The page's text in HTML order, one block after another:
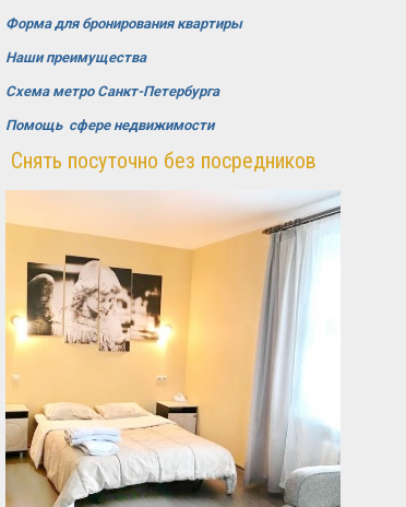
Форма для бронирования квартиры
Наши преимущества
Схема метро Санкт-Петербурга
Помощь сфере недвижимости
Снять посуточно без посредников